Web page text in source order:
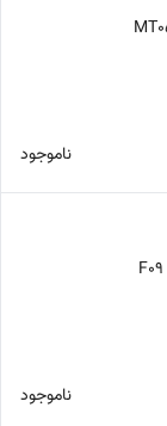
ناموجود
ناموجود